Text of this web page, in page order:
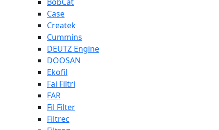
Case
Createk
Cummins
DEUTZ Engine
DOOSAN
Ekofil
Fai Filtri
FAR
Fil Filter
Filtrec